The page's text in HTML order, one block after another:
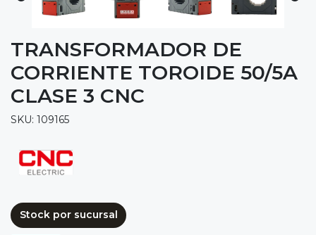
TRANSFORMADOR DE
CORRIENTE TOROIDE 50/5A
CLASE 3 CNC
SKU: 109165
Stock por sucursal